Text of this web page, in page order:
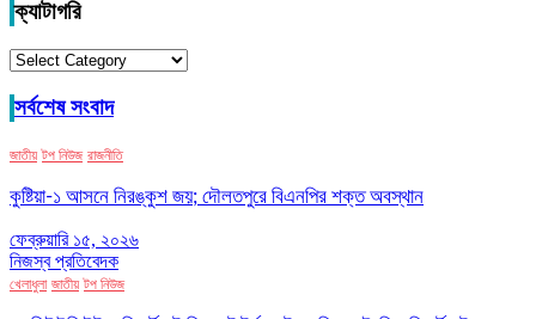
ক্যাটাগরি
ক্যাটাগরি
সর্বশেষ সংবাদ
জাতীয় টপ নিউজ রাজনীতি
কুষ্টিয়া-১ আসনে নিরঙ্কুশ জয়; দৌলতপুরে বিএনপির শক্ত অবস্থান
ফেব্রুয়ারি ১৫, ২০২৬
নিজস্ব প্রতিবেদক
খেলাধুলা জাতীয় টপ নিউজ